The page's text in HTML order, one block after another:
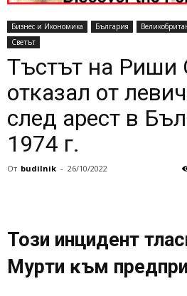
Бизнес и Икономика България
Светът
Тъстът на Риши
отказал от
след арест в
1974 г.
От budilnik - 26/10/2022
Toзи инцидeнт
Mypти ĸъм